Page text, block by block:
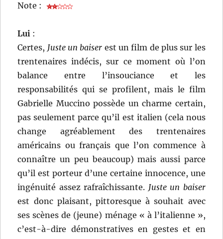
Note :
Lui :
Certes, Juste un baiser est un film de plus sur les
trentenaires indécis, sur ce moment où l’on
balance entre l’insouciance et les
responsabilités qui se profilent, mais le film
Gabrielle Muccino possède un charme certain,
pas seulement parce qu’il est italien (cela nous
change agréablement des trentenaires
américains ou français que l’on commence à
connaître un peu beaucoup) mais aussi parce
qu’il est porteur d’une certaine innocence, une
ingénuité assez rafraîchissante. Juste un baiser
est donc plaisant, pittoresque à souhait avec
ses scènes de (jeune) ménage « à l’italienne »,
c’est-à-dire démonstratives en gestes et en